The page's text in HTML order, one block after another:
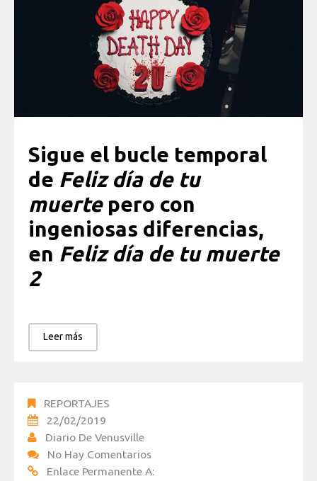
Sigue el bucle temporal
de Feliz día de tu
muertepero con
ingeniosas diferencias,
en Feliz día de tu muerte
2
Leer más
REPORTAJES
22/02/2019
Diario De Venusville
No Hay Comentarios
Enlace Permanente A: